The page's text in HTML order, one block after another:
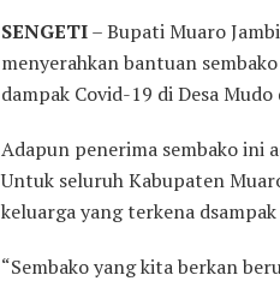
SENGETI– Bupati Muaro
menyerahkan bantuan
dampak Covid-19 di Desa
Adapun penerima sembako ini
Untuk seluruh Kabupaten
keluarga yang terkena
“Sembako yang kita berkan